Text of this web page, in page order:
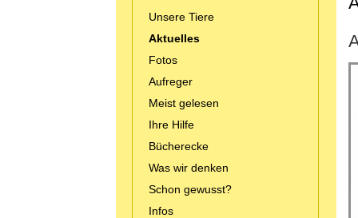
Unsere Tiere
Aktuelles
Fotos
Aufreger
Meist gelesen
Ihre Hilfe
Bücherecke
Was wir denken
Schon gewusst?
Infos